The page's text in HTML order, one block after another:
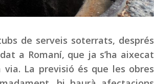
de serveis soterrats, després
a Romaní, que ja s’ha aixecat
La previsió és que les obres